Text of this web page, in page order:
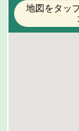
地図をタッ